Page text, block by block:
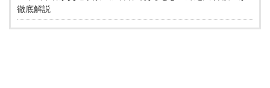
徹底解説